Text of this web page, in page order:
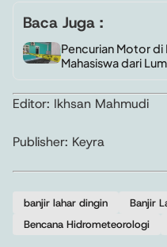
Baca Juga :
Pencurian Motor di
Mahasiswa dari
Editor: Ikhsan Mahmudi
Publisher: Keyra
banjir lahar dingin Banjir
Bencana Hidrometeorologi